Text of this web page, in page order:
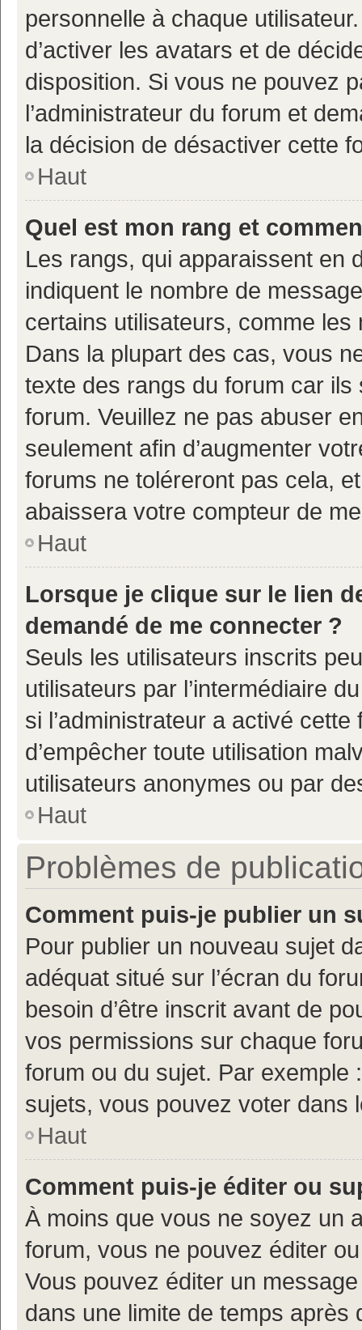
personnelle à chaque
d’activer les avatars et de
disposition. Si vous ne pouvez
l’administrateur du forum et
la décision de désactiver cette
Haut
Quel est mon rang et
Les rangs, qui apparaissent en
indiquent le nombre de
certains utilisateurs, comme
Dans la plupart des cas, vous
texte des rangs du forum car ils
forum. Veuillez ne pas abuser
seulement afin d’augmenter
forums ne toléreront pas cela,
abaissera votre compteur de
Haut
Lorsque je clique sur le lien
demandé de me connecter ?
Seuls les utilisateurs inscrits
utilisateurs par l’intermédiaire
si l’administrateur a activé
d’empêcher toute utilisation
utilisateurs anonymes ou par
Haut
Problèmes de
Comment puis-je publier un
Pour publier un nouveau sujet
adéquat situé sur l’écran du
besoin d’être inscrit avant de
vos permissions sur chaque
forum ou du sujet. Par
sujets, vous pouvez voter dans
Haut
Comment puis-je éditer ou
À moins que vous ne soyez un
forum, vous ne pouvez éditer
Vous pouvez éditer un
dans une limite de temps après